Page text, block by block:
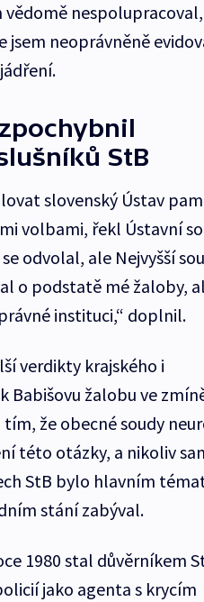
vědomě
jsem neoprávněně
StB
slovenský Ústav
volbami, řekl Ústavní
odvolal, ale Nejvyšší
o podstatě mé žaloby,
instituci,“ doplnil.
verdikty krajského i
Babišovu žalobu ve
že obecné soudy
této otázky, a nikoliv
StB bylo hlavním
stání zabýval.
1980 stal důvěrníkem
jako agenta s krycím